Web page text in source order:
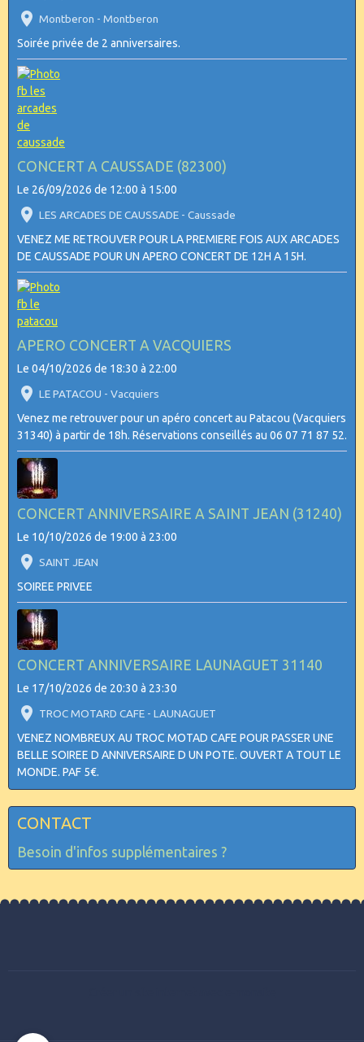
Montberon - Montberon
Soirée privée de 2 anniversaires.
CONCERT A CAUSSADE (82300)
Le 26/09/2026 de 12:00 à 15:00
LES ARCADES DE CAUSSADE - Caussade
VENEZ ME RETROUVER POUR LA PREMIERE FOIS AUX ARCADES
DE CAUSSADE POUR UN APERO CONCERT DE 12H A 15H.
APERO CONCERT A VACQUIERS
Le 04/10/2026 de 18:30 à 22:00
LE PATACOU - Vacquiers
Venez me retrouver pour un apéro concert au Patacou (Vacquiers
31340) à partir de 18h. Réservations conseillés au 06 07 71 87 52.
CONCERT ANNIVERSAIRE A SAINT JEAN (31240)
Le 10/10/2026 de 19:00 à 23:00
SAINT JEAN
SOIREE PRIVEE
CONCERT ANNIVERSAIRE LAUNAGUET 31140
Le 17/10/2026 de 20:30 à 23:30
TROC MOTARD CAFE - LAUNAGUET
VENEZ NOMBREUX AU TROC MOTAD CAFE POUR PASSER UNE
BELLE SOIREE D ANNIVERSAIRE D UN POTE. OUVERT A TOUT LE
MONDE. PAF 5€.
CONTACT
Besoin d'infos supplémentaires ?